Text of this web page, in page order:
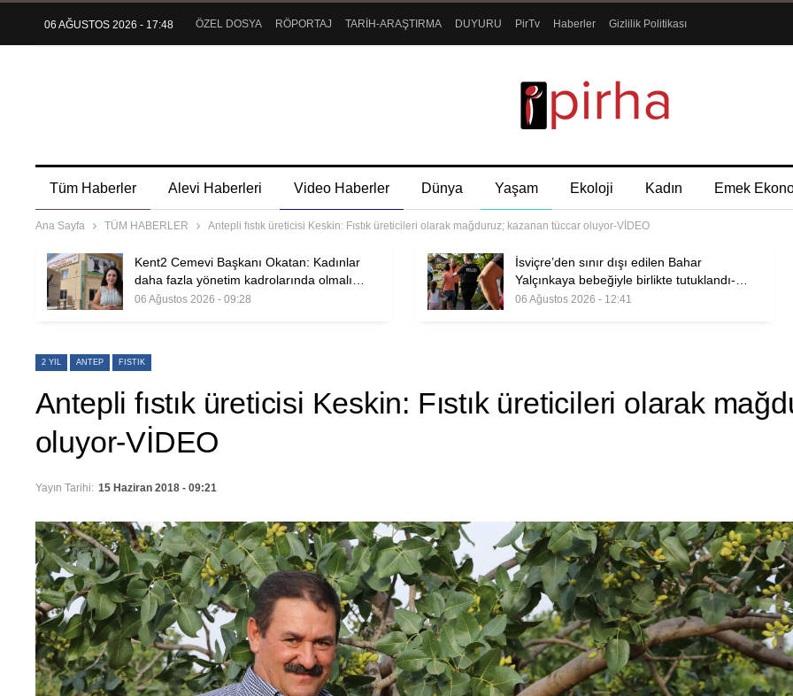
06 AĞUSTOS 2026 - 17:48 ÖZEL DOSYA RÖPORTAJ TARİH-ARAŞTIRMA DUYURU PirTv Haberler Gizlilik Politikası
Tüm Haberler Alevi Haberleri Video Haberler Dünya Yaşam Ekoloji Kadın Emek
Ana Sayfa TÜM HABERLER Antepli fıstık üreticisi Keskin: Fıstık üreticileri olarak mağduruz; kazanan tüccar oluyor-VİDEO
Kent2 Cemevi Başkanı Okatan: Kadınlar
daha fazla yönetim kadrolarında olmalı…
06 Ağustos 2026 - 09:28
İsviçre’den sınır dışı edilen Bahar
Yalçınkaya bebeğiyle birlikte tutuklandı-…
06 Ağustos 2026 - 12:41
2 YIL ANTEP FISTIK
Antepli fıstık üreticisi Keskin: Fıstık üreticileri olarak
oluyor-VİDEO
Yayın Tarihi: 15 Haziran 2018 - 09:21